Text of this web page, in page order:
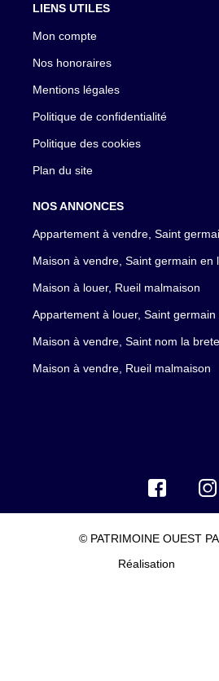
LIENS UTILES
Mon compte
Nos honoraires
Mentions légales
Politique de confidentialité
Politique des cookies
Plan du site
NOS ANNONCES
Appartement à vendre, Saint
Maison à vendre, Saint germain en
Maison à louer, Rueil malmaison
Appartement à louer, Saint germain
Maison à vendre, Saint nom la
Maison à vendre, Rueil malmaison
© PATRIMOINE OUEST
Réalisation